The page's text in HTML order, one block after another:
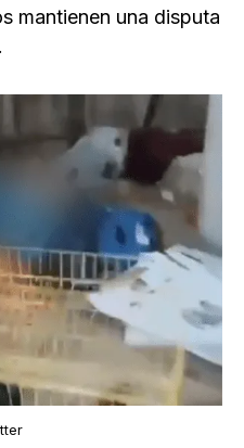
mantienen una disputa